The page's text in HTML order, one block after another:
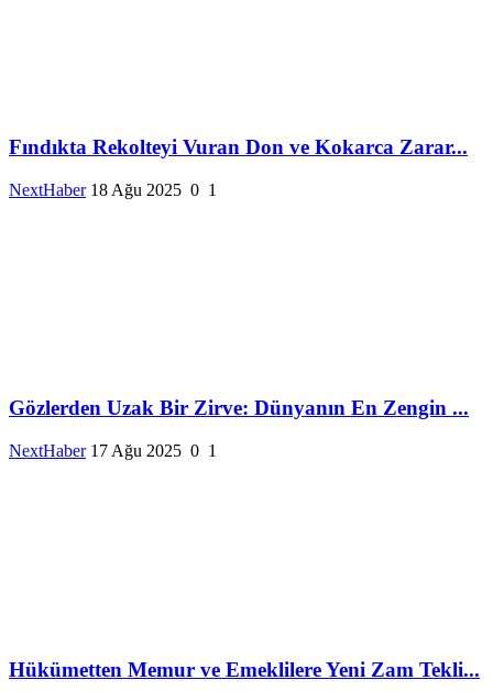
Fındıkta Rekolteyi Vuran Don ve Kokarca Zarar...
NextHaber 18 Ağu 2025 0 1
Gözlerden Uzak Bir Zirve: Dünyanın En Zengin ...
NextHaber 17 Ağu 2025 0 1
Hükümetten Memur ve Emeklilere Yeni Zam Tekli...